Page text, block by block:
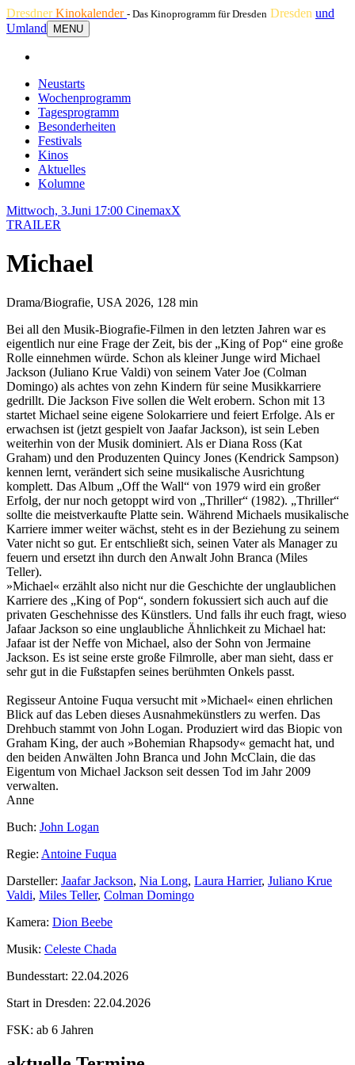
DresdnerKinokalender - Das Kinoprogramm für Dresden Dresden und
Umland
MENU
Neustarts
Wochenprogramm
Tagesprogramm
Besonderheiten
Festivals
Kinos
Aktuelles
Kolumne
Mittwoch, 3.Juni 17:00 CinemaxX
TRAILER
Michael
Drama/Biografie, USA 2026, 128 min
Bei all den Musik-Biografie-Filmen in den letzten Jahren war es
eigentlich nur eine Frage der Zeit, bis der „King of Pop“ eine große
Rolle einnehmen würde. Schon als kleiner Junge wird Michael
Jackson (Juliano Krue Valdi) von seinem Vater Joe (Colman
Domingo) als achtes von zehn Kindern für seine Musikkarriere
gedrillt. Die Jackson Five sollen die Welt erobern. Schon mit 13
startet Michael seine eigene Solokarriere und feiert Erfolge. Als er
erwachsen ist (jetzt gespielt von Jaafar Jackson), ist sein Leben
weiterhin von der Musik dominiert. Als er Diana Ross (Kat
Graham) und den Produzenten Quincy Jones (Kendrick Sampson)
kennen lernt, verändert sich seine musikalische Ausrichtung
komplett. Das Album „Off the Wall“ von 1979 wird ein großer
Erfolg, der nur noch getoppt wird von „Thriller“ (1982). „Thriller“
sollte die meistverkaufte Platte sein. Während Michaels musikalische
Karriere immer weiter wächst, steht es in der Beziehung zu seinem
Vater nicht so gut. Er entschließt sich, seinen Vater als Manager zu
feuern und ersetzt ihn durch den Anwalt John Branca (Miles
Teller).
»Michael« erzählt also nicht nur die Geschichte der unglaublichen
Karriere des „King of Pop“, sondern fokussiert sich auch auf die
privaten Geschehnisse des Künstlers. Und falls ihr euch fragt, wieso
Jafaar Jackson so eine unglaubliche Ähnlichkeit zu Michael hat:
Jafaar ist der Neffe von Michael, also der Sohn von Jermaine
Jackson. Es ist seine erste große Filmrolle, aber man sieht, dass er
sehr gut in die Fußstapfen seines berühmten Onkels passt.
Regisseur Antoine Fuqua versucht mit »Michael« einen ehrlichen
Blick auf das Leben dieses Ausnahmekünstlers zu werfen. Das
Drehbuch stammt von John Logan. Produziert wird das Biopic von
Graham King, der auch »Bohemian Rhapsody« gemacht hat, und
den beiden Anwälten John Branca und John McClain, die das
Eigentum von Michael Jackson seit dessen Tod im Jahr 2009
verwalten.
Anne
Buch: John Logan
Regie: Antoine Fuqua
Darsteller: Jaafar Jackson, Nia Long, Laura Harrier, Juliano Krue
Valdi, Miles Teller, Colman Domingo
Kamera: Dion Beebe
Musik: Celeste Chada
Bundesstart: 22.04.2026
Start in Dresden: 22.04.2026
FSK: ab 6 Jahren